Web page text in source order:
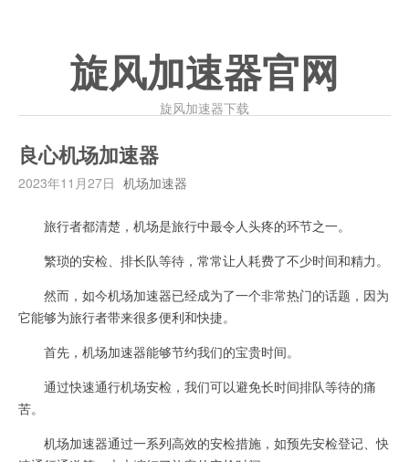
旋风加速器官网
旋风加速器下载
良心机场加速器
2023年11月27日 机场加速器
旅行者都清楚，机场是旅行中最令人头疼的环节之一。
繁琐的安检、排长队等待，常常让人耗费了不少时间和精力。
然而，如今机场加速器已经成为了一个非常热门的话题，因为
它能够为旅行者带来很多便利和快捷。
首先，机场加速器能够节约我们的宝贵时间。
通过快速通行机场安检，我们可以避免长时间排队等待的痛
苦。
机场加速器通过一系列高效的安检措施，如预先安检登记、快